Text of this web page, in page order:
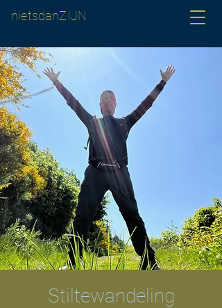
nietsdanZIJN
Stiltewandeling